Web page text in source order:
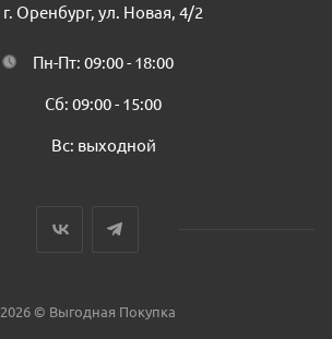
г. Оренбург, ул. Новая, 4/2
Пн-Пт: 09:00 - 18:00
Сб: 09:00 - 15:00
Вс: выходной
2026 © Выгодная Покупка